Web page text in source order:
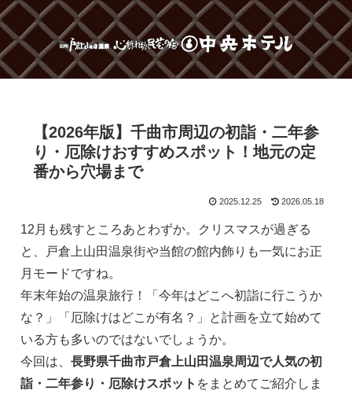
【2026年版】千曲市周辺の初詣・二年参
り・厄除けおすすめスポット！地元の定
番から穴場まで
2025.12.25 2026.05.18
12月も残すところあとわずか。クリスマスが過ぎる
と、戸倉上山田温泉街や当館の館内飾りも一気にお正
月モードですね。
年末年始の温泉旅行！「今年はどこへ初詣に行こうか
な？」「厄除けはどこが有名？」と計画を立て始めて
いる方も多いのではないでしょうか。
今回は、 長野県千曲市戸倉上山田温泉周辺で人気の初
詣・二年参り・厄除けスポット をまとめてご紹介しま